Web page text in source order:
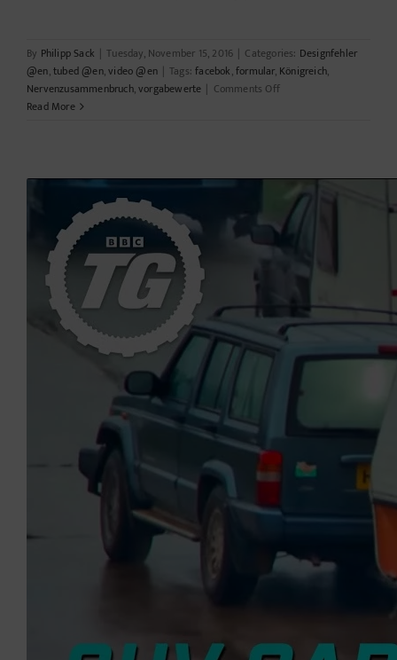
By Philipp Sack | Tuesday, November 15, 2016 | Categories: Designfehler
@en,tubed @en,video @en | Tags:facebok,formular, Königreich,
Nervenzusammenbruch,vorgabewerte | Comments Offon
ich
ein
Formular
ausfüllen
Read More